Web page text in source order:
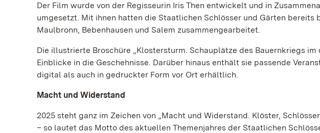
Der Film wurde von der Regisseurin Iris Then entwickelt und in
umgesetzt. Mit ihnen hatten die Staatlichen Schlösser und Gärten bereits
Maulbronn, Bebenhausen und Salem zusammengearbeitet.
Die illustrierte Broschüre „Klostersturm. Schauplätze des Bauernkriegs
Einblicke in die Geschehnisse. Darüber hinaus enthält sie passende
digital als auch in gedruckter Form vor Ort erhältlich.
Macht und Widerstand
2025 steht ganz im Zeichen von „Macht und Widerstand. Klöster,
– so lautet das Motto des aktuellen Themenjahres der Staatlichen